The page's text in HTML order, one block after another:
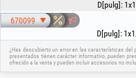
D[pulg]:
670099
D[pulg]:
¿Has descubierto un error en las características del
presentados tienen carácter informativo, pueden
ofrecido a la venta y pueden incluir accesorios no